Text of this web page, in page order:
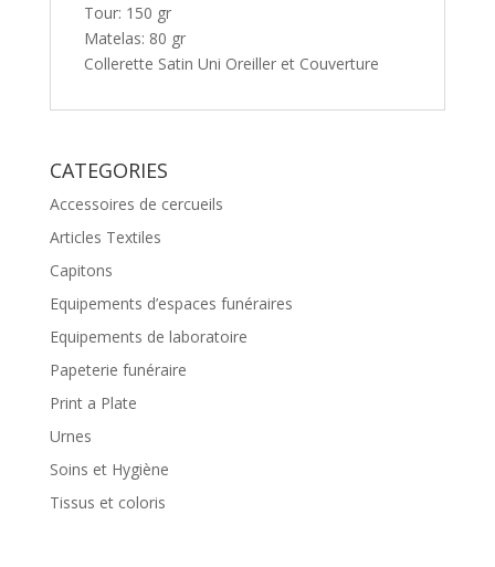
Tour: 150 gr
Matelas: 80 gr
Collerette Satin Uni Oreiller et Couverture
CATEGORIES
Accessoires de cercueils
Articles Textiles
Capitons
Equipements d’espaces funéraires
Equipements de laboratoire
Papeterie funéraire
Print a Plate
Urnes
Soins et Hygiène
Tissus et coloris